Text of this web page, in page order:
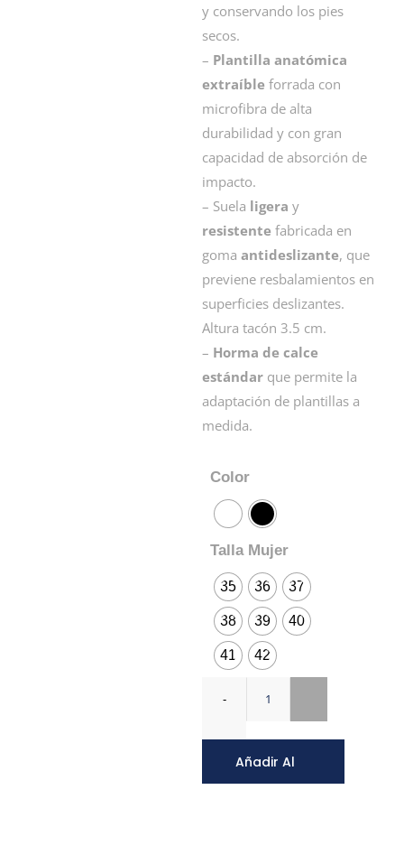
y conservando los pies
secos.
– Plantilla anatómica
extraíble forrada con
microfibra de alta
durabilidad y con gran
capacidad de absorción de
impacto.
– Suela ligera y
resistente fabricada en
goma antideslizante, que
previene resbalamientos en
superficies deslizantes.
Altura tacón 3.5 cm.
– Horma de calce
estándar que permite la
adaptación de plantillas a
medida.
Color
Talla Mujer
35 36 37
38 39 40
41 42
Añadir Al